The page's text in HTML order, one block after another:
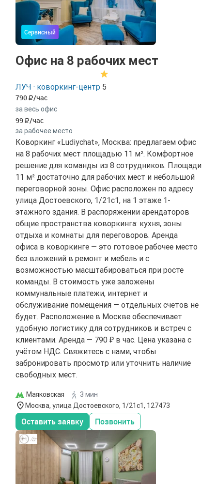
Сервисный
Офис на 8 рабочих мест
ЛУЧ · коворкинг-центр 5
790 /час
за весь офис
99 /час
за рабочее место
Коворкинг «Ludiychat», Москва: предлагаем офис
на 8 рабочих мест площадью 11 м². Комфортное
решение для команды из 8 сотрудников. Площади
11 м² достаточно для рабочих мест и небольшой
переговорной зоны. Офис расположен по адресу
улица Достоевского, 1/21с1, на 1 этаже 1-
этажного здания. В распоряжении арендаторов
общие пространства коворкинга: кухня, зоны
отдыха и комнаты для переговоров. Аренда
офиса в коворкинге — это готовое рабочее место
без вложений в ремонт и мебель и с
возможностью масштабироваться при росте
команды. В стоимость уже заложены
коммунальные платежи, интернет и
обслуживание помещения — отдельных счетов не
будет. Расположение в Москве обеспечивает
удобную логистику для сотрудников и встреч с
клиентами. Аренда — 790 ₽ в час. Цена указана с
учётом НДС. Свяжитесь с нами, чтобы
забронировать просмотр или уточнить наличие
свободных мест.
Маяковская
3 мин
Москва, улица Достоевского, 1/21с1, 127473
Оставить заявку Позвонить